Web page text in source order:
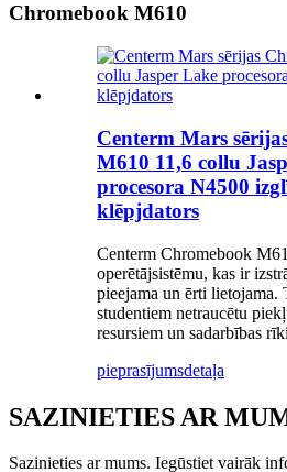
Chromebook M610
Centerm Mars
M610 11,6 collu
procesora N4500
klēpjdators
Centerm Chromebook
operētājsistēmu, kas ir
pieejama un ērti lietojama.
studentiem netraucētu
resursiem un sadarbības
pieprasījumsdetaļa
SAZINIETIES AR
Sazinieties ar mums. Iegūstiet vairāk